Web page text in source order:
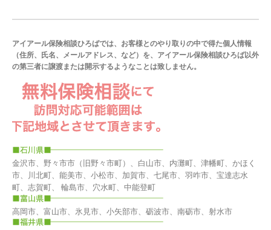
アイアール保険相談ひろばでは、お客様とのやり取りの中で得た個人情報
（住所、氏名、メールアドレス、など）を、アイアール保険相談ひろば以外
の第三者に譲渡または開示するようなことは致しません。
金沢市、野々市市（旧野々市町）、白山市、内灘町、津幡町、かほく
市、川北町、能美市、小松市、加賀市、七尾市、羽咋市、宝達志水
町、志賀町、 輪島市、穴水町、中能登町
高岡市、富山市、氷見市、小矢部市、砺波市、南砺市、射水市